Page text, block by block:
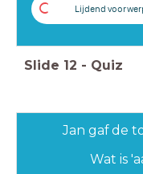
C Lijdend
Slide 12 - Quiz
Jan gaf de
Wat is